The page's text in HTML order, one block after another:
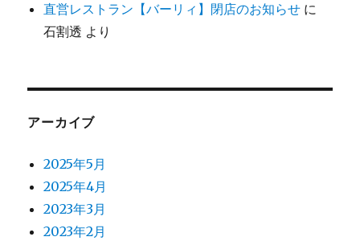
直営レストラン【バーリィ】閉店のお知らせ に
石割透 より
アーカイブ
2025年5月
2025年4月
2023年3月
2023年2月